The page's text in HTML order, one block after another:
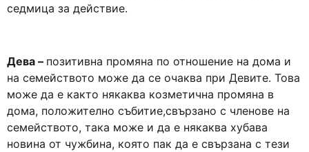
седмица за действие.
Дева – позитивна промяна по отношение на дома и
на семейството може да се очаква при Девите. Това
може да е както някаква козметична промяна в
дома, положително събитие,свързано с членове на
семейството, така може и да е някаква хубава
новина от чужбина, която пак да е свързана с тези